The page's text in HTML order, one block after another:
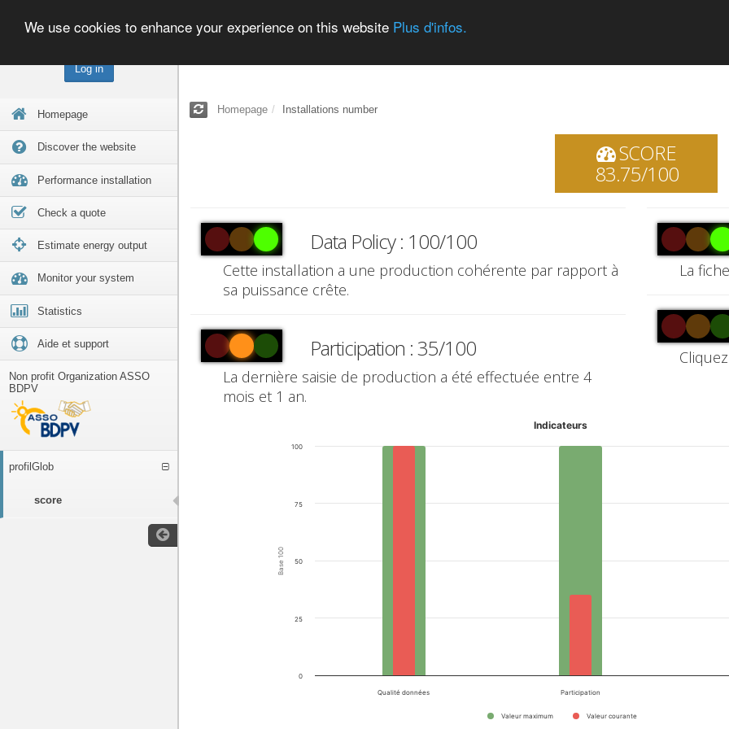
Log in
Homepage
Discover the website
Performance installation
Check a quote
Estimate energy output
Monitor your system
Statistics
Aide et support
Non profit Organization ASSO
BDPV
profilGlob
score
We use cookies to enhance your experience on this website Plus d'infos.
Homepage Installations number
SCORE
83.75/100
Data Policy : 100/100
Cette installation a une production cohérente par rapport à
sa puissance crête.
Participation : 35/100
La dernière saisie de production a été effectuée entre 4
mois et 1 an.
La
Base 100
Indicateurs
Valeur maximum Valeur courante
Qualité données Participation
0
25
50
75
100